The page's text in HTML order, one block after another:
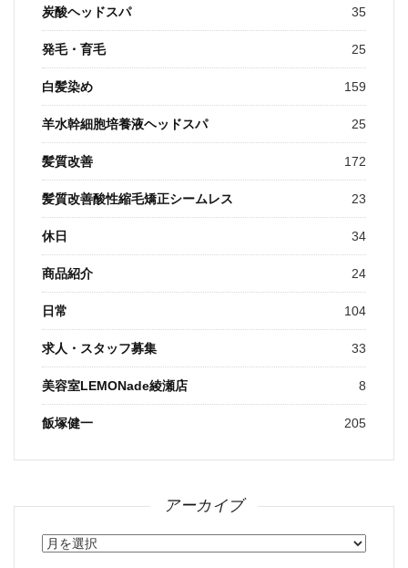
炭酸ヘッドスパ 35
発毛・育毛 25
白髪染め 159
羊水幹細胞培養液ヘッドスパ 25
髪質改善 172
髪質改善酸性縮毛矯正シームレス 23
休日 34
商品紹介 24
日常 104
求人・スタッフ募集 33
美容室LEMONade綾瀬店 8
飯塚健一 205
アーカイブ
ア